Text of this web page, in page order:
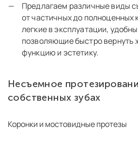
Предлагаем различные виды
от частичных до полноценных
легкие в эксплуатации,
позволяющие быстро вернуть
функцию и эстетику.
Несъемное
собственных зубах
Коронки и мостовидные протезы